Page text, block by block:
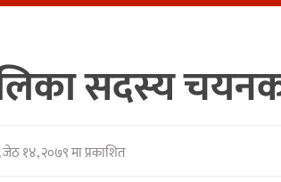
सदस्य
जेठ १४, २०७९ मा प्रकाशित